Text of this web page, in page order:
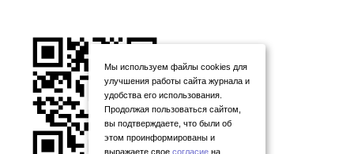
Мы используем файлы cookies для
улучшения работы сайта журнала и
удобства его использования.
Продолжая пользоваться сайтом,
вы подтверждаете, что были об
этом проинформированы и
выражаете свое согласие на